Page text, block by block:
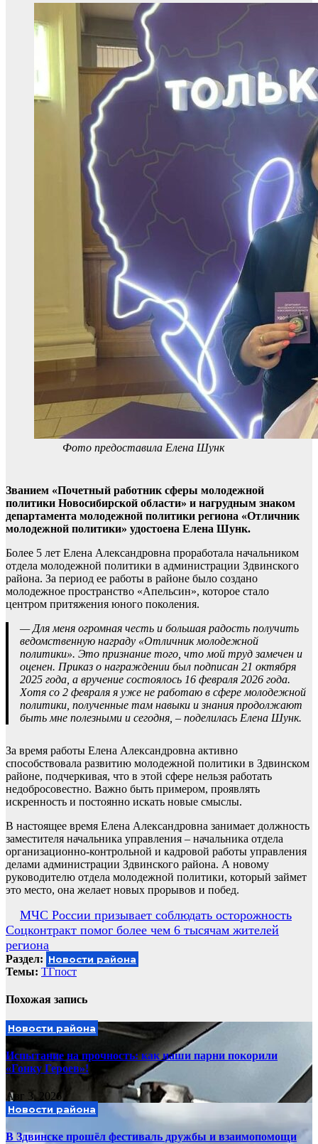
Фото предоставила Елена Шунк
Званием «Почетный работник сферы молодежной
политики Новосибирской области» и нагрудным знаком
департамента молодежной политики региона «Отличник
молодежной политики» удостоена Елена Шунк.
Более 5 лет Елена Александровна проработала начальником
отдела молодежной политики в администрации Здвинского
района. За период ее работы в районе было создано
молодежное пространство «Апельсин», которое стало
центром притяжения юного поколения.
— Для меня огромная честь и большая радость получить
ведомственную награду «Отличник молодежной
политики». Это признание того, что мой труд замечен и
оценен. Приказ о награждении был подписан 21 октября
2025 года, а вручение состоялось 16 февраля 2026 года.
Хотя со 2 февраля я уже не работаю в сфере молодежной
политики, полученные там навыки и знания продолжают
быть мне полезными и сегодня, – поделилась Елена Шунк.
За время работы Елена Александровна активно
способствовала развитию молодежной политики в Здвинском
районе, подчеркивая, что в этой сфере нельзя работать
недобросовестно. Важно быть примером, проявлять
искренность и постоянно искать новые смыслы.
В настоящее время Елена Александровна занимает должность
заместителя начальника управления – начальника отдела
организационно-контрольной и кадровой работы управления
делами администрации Здвинского района. А новому
руководителю отдела молодежной политики, который займет
это место, она желает новых прорывов и побед.
Навигация
по
записям
МЧС России призывает соблюдать осторожность
Соцконтракт помог более чем 6 тысячам жителей
региона
Раздел: Новости района
Темы: ТГпост
Похожая запись
Новости района
Испытание на прочность: как наши парни покорили
«Гонку Героев»!
Авг 3, 2026
Новости района
В Здвинске прошёл фестиваль дружбы и взаимопомощи